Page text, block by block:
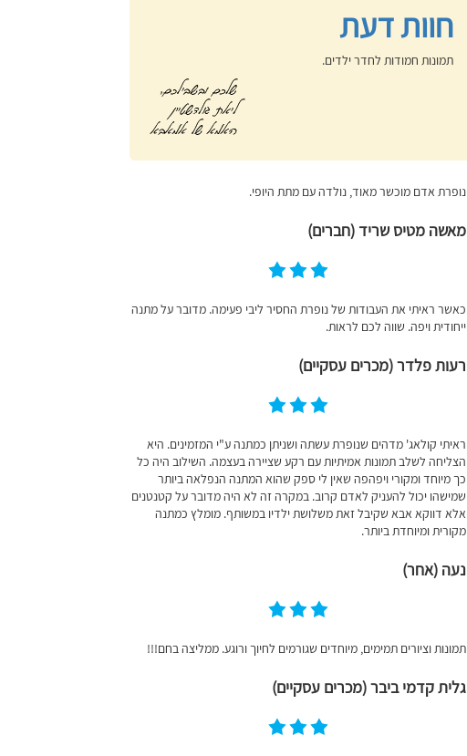
חוות דעת
תמונות חמודות לחדר ילדים.
נופרת אדם מוכשר מאוד, נולדה עם מתת היופי.
מאשה מטיס שריד (חברים)
כאשר ראיתי את העבודות של נופרת החסיר ליבי פעימה. מדובר על מתנה
ייחודית ויפה. שווה לכם לראות.
רעות פלדר (מכרים עסקיים)
ראיתי קולאג' מדהים שנופרת עשתה ושניתן כמתנה ע"י המזמינים. היא
הצליחה לשלב תמונות אמיתיות עם רקע שציירה בעצמה. השילוב היה כל
כך מיוחד ומקורי ויפהפה שאין לי ספק שהוא המתנה הנפלאה ביותר
שמישהו יכול להעניק לאדם קרוב. במקרה זה לא היה מדובר על קטנטנים
אלא דווקא אבא שקיבל זאת משלושת ילדיו במשותף. מומלץ כמתנה
מקורית ומיוחדת ביותר.
נעה (אחר)
תמונות וציורים תמימים, מיוחדים שגורמים לחיוך ורוגע. ממליצה בחם!!!
גלית קדמי ביבר (מכרים עסקיים)